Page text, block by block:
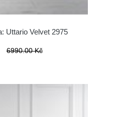
Uttario Velvet 2975
6990.00 Kč